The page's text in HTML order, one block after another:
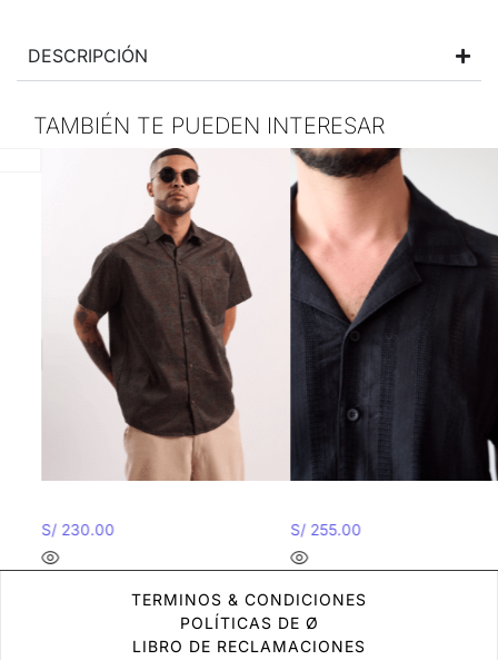
DESCRIPCIÓN
TAMBIÉN TE PUEDEN INTERESAR
230.00 255.00
TERMINOS & CONDICIONES
POLÍTICAS DE Ø
LIBRO DE RECLAMACIONES